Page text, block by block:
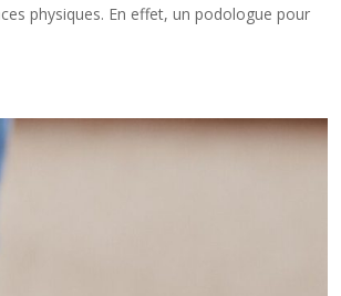
physiques. En effet, un podologue pour